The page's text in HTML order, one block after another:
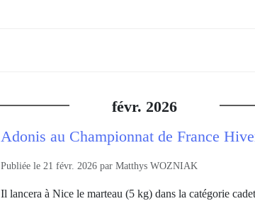
févr. 2026
Adonis au Championnat de France
Publiée le21 févr. 2026 parMatthys WOZNIAK
Il lancera à Nice le marteau (5 kg) dans la catégorie